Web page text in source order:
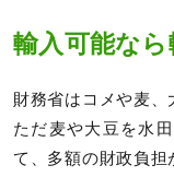
輸入可能な
財務省はコメや麦、
ただ麦や大豆を水
て、多額の財政負担